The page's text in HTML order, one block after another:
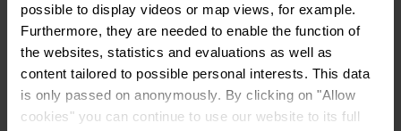
possible to display videos or map views, for example.
Furthermore, they are needed to enable the function of
the websites, statistics and evaluations as well as
content tailored to possible personal interests. This data
is only passed on anonymously. By clicking on "Allow
cookies" you can continue to use our website to its full
© escapardenne.eu